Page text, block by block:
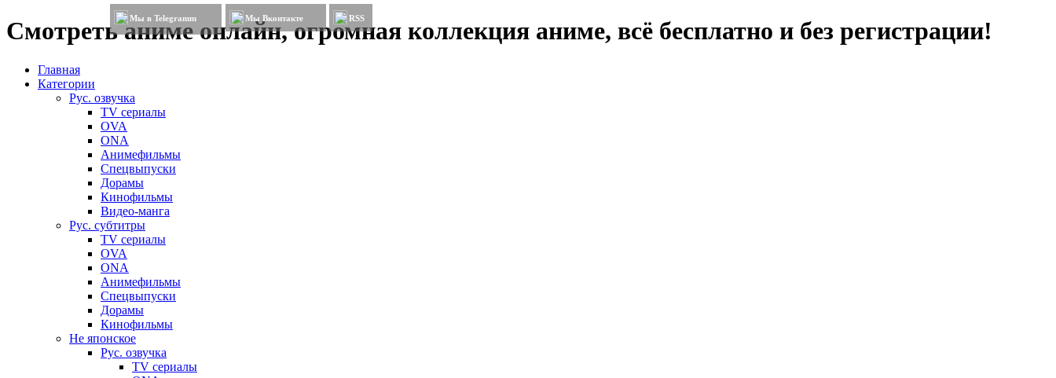
Смотреть аниме онлайн, огромная коллекция аниме, всё бесплатно и без регистрации!
Мы в Telegramm Мы Вконтакте RSS
Главная
Категории
Рус. озвучка
TV сериалы
OVA
ONA
Анимефильмы
Спецвыпуски
Дорамы
Кинофильмы
Видео-манга
Рус. субтитры
TV сериалы
OVA
ONA
Анимефильмы
Спецвыпуски
Дорамы
Кинофильмы
Не японское
Рус. озвучка
TV сериалы